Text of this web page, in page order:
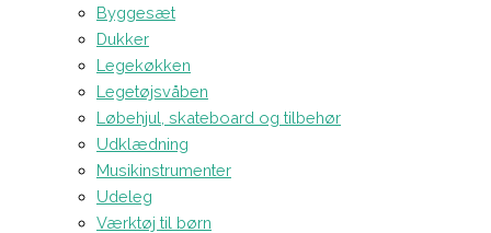
Byggesæt
Dukker
Legekøkken
Legetøjsvåben
Løbehjul, skateboard og tilbehør
Udklædning
Musikinstrumenter
Udeleg
Værktøj til børn